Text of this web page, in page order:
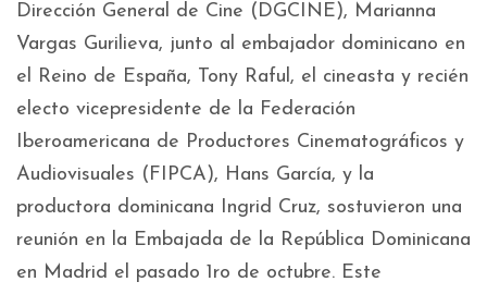
Dirección General de Cine (DGCINE), Marianna
Vargas Gurilieva, junto al embajador dominicano en
el Reino de España, Tony Raful, el cineasta y recién
electo vicepresidente de la Federación
Iberoamericana de Productores Cinematográficos y
Audiovisuales (FIPCA), Hans García, y la
productora dominicana Ingrid Cruz, sostuvieron una
reunión en la Embajada de la República Dominicana
en Madrid el pasado 1ro de octubre. Este